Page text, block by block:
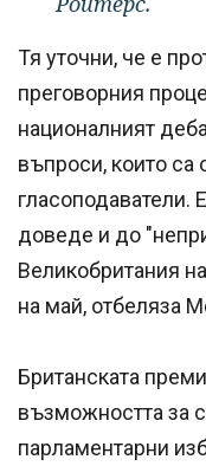
Тя уточни, че е
преговорния
националният
въпроси, които са
доведе и до
Великобритания
на май, отбеляза
Британската
възможността за
парламентарни